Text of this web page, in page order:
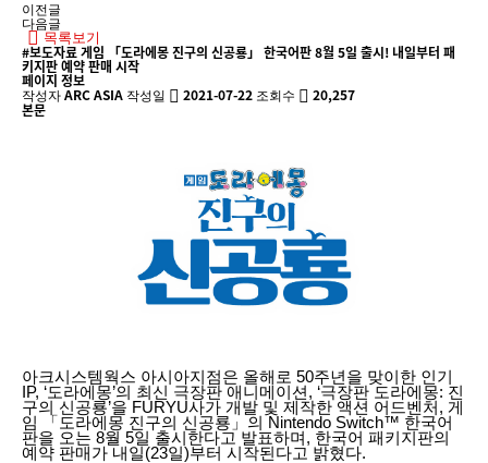
이전글
다음글
목록보기
#보도자료게임 「도라에몽 진구의 신공룡」 한국어판 8월 5일 출시! 내일부터 패
키지판 예약 판매 시작
페이지 정보
작성자 ARC ASIA 작성일 2021-07-22 조회수 20,257
본문
아크시스템웍스 아시아지점은 올해로 50주년을 맞이한 인기
IP, ‘도라에몽’의 최신 극장판 애니메이션, ‘극장판 도라에몽: 진
구의 신공룡’을 FURYU사가 개발 및 제작한 액션 어드벤처, 게
임 「도라에몽 진구의 신공룡」의 Nintendo Switch™ 한국어
판을 오는 8월 5일 출시한다고 발표하며, 한국어 패키지판의
예약 판매가 내일(23일)부터 시작된다고 밝혔다.